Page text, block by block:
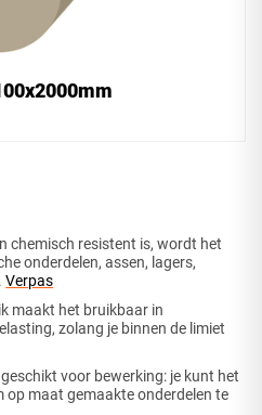
chemisch resistent is, wordt het
onderdelen, assen, lagers,
Verpas
maakt het bruikbaar in
zolang je binnen de limiet
voor bewerking: je kunt het
op maat gemaakte onderdelen te